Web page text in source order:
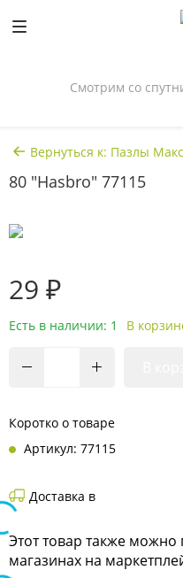
Смотрим со
Вернуться к: Пазлы
80 "Hasbro" 77115
29 ₽
Есть в наличии: 1 В
Коротко о товаре
Артикул: 77115
Доставка в
Этот товар также
магазинах на